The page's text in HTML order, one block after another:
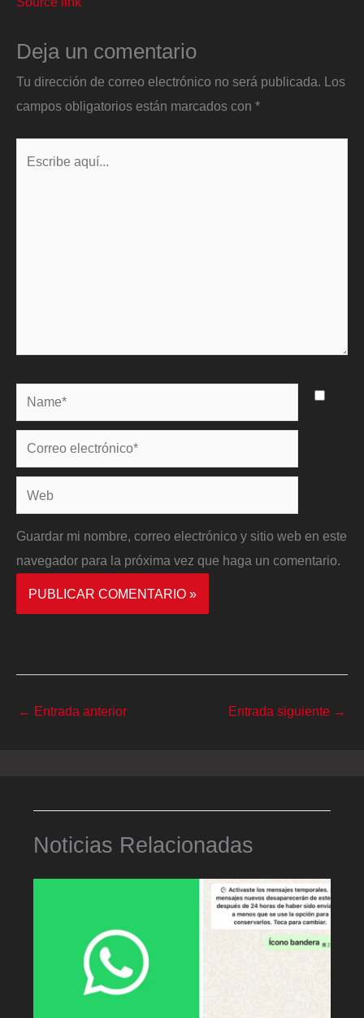
Deja un comentario
Tu dirección de correo electrónico no será publicada. Los
campos obligatorios están marcados con *
Name*
Correo
electrónico*
Web
Guardar mi nombre, correo electrónico y sitio web en este
navegador para la próxima vez que haga un comentario.
← Entrada anterior Entrada siguiente →
Noticias Relacionadas